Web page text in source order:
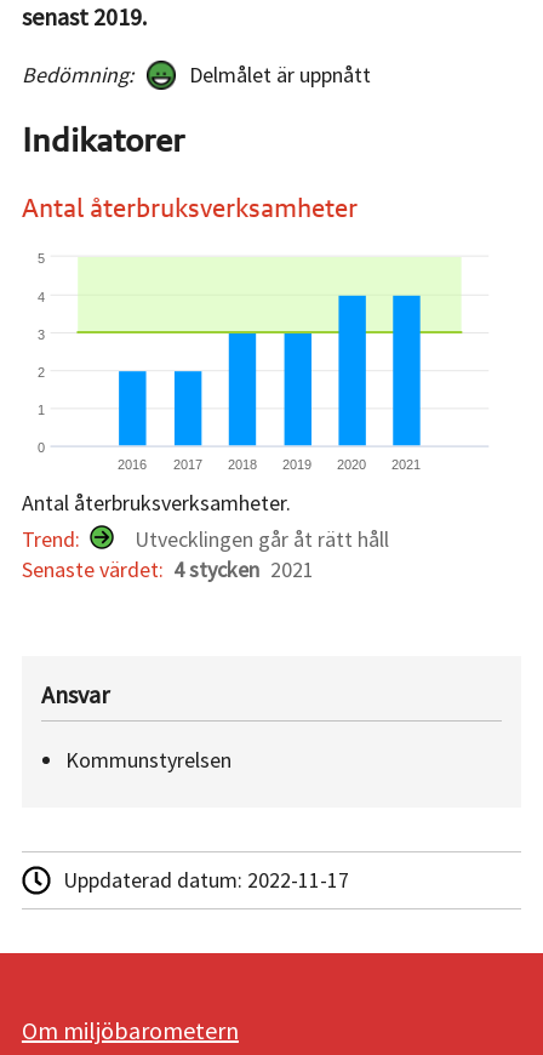
senast 2019.
Bedömning: Delmålet är uppnått
Indikatorer
2016 2017 2018 2019 2020 2021
0
1
2
3
4
5
Antal återbruksverksamheter
Antal återbruksverksamheter.
Trend:
Utvecklingen går åt rätt håll
Senaste värdet: 4 stycken 2021
Ansvar
Kommunstyrelsen
Uppdaterad datum: 2022-11-17
Om miljöbarometern